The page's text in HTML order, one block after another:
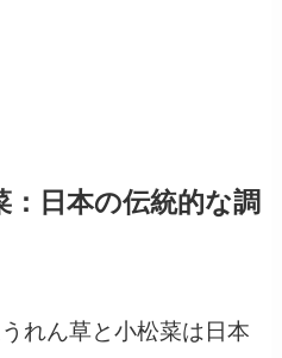
日本の伝統的な調
れん草と小松菜は日本